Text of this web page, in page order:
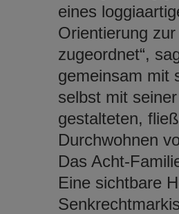
eines
Orientierung
zugeordnet“,
gemeinsam mit
selbst mit
gestalteten,
Durchwohnen
Das Acht-
Eine sichtbare